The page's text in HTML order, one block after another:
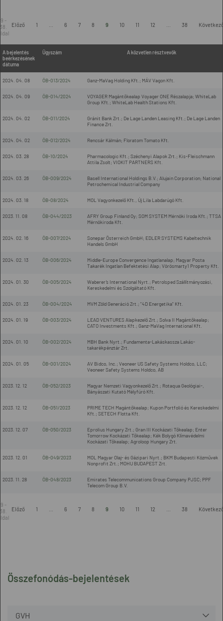
Összefonódás-bejelentések
GVH
9 -
38.
Előző 1 6 7 8 9 10 11 12 38
A bejelentés
beérkezésének
dátuma
Ügyszám A közvetlen résztvevők
2024. 04. 08 ÖB-013/2024 Ganz-MaVag Holding Kft.; MÁV Vagon Kft.
2024. 04. 09 ÖB-014/2024
VOYAGER Magántőkealap Voyager ONE Részalapja; WhiteLab
Group Kft.; WhiteLab Health Stations Kft.
2024. 04. 02 ÖB-011/2024
Gránit Bank Zrt.; De Lage Landen Leasing Kft.; De Lage Landen
Finance Zrt.
2024. 04. 02 ÖB-012/2024 Rencsár Kálmán; Floratom Tomato Kft.
2024. 03. 28 ÖB-10/2024
Pharmacologic Kft.; Széchenyi Alapok Zrt.; Kis-Fleischmann
Attila Zsolt; VIOKIT PARTNERS Kft.
2024. 03. 26 ÖB-009/2024
Basell International Holdings B.V.; Alujain Corporation; National
Petrochemical Industrial Company
2024. 03. 18 ÖB-08/2024 MOL Vagyonkezelő Kft., Új Lila Labdarúgó Kft.
2023. 11. 08 ÖB-044/2023
AFRY Group Finland Oy; SOM SYSTEM Mérnöki Iroda Kft.; TTSA
Mérnökiroda Kft.
2024. 02. 16 ÖB-007/2024
Sonepar Österreich GmbH; EDLER SYSTEMS Kabeltechnik
Handels GmbH
2024. 02. 13 ÖB-006/2024
Middle-Europe Convergence Ingatlanalap; Magyar Posta
Takarék Ingatlan Befektetési Alap; Vörösmarty1 Property Kft.
2024. 01. 30 ÖB-005/2024
Waberer’s International Nyrt.; Petrolsped Szállítmányozási,
Kereskedelmi és Szolgáltató Kft.
2024. 01. 23 ÖB-004/2024 MVM Zöld Generáció Zrt.; "4D Energetika" Kft.
2024. 01. 19 ÖB-003/2024
LEAD VENTURES Alapkezelő Zrt.; Solva II Magántőkealap;
CATO Investments Kft.; Ganz-MaVag International Kft.
2024. 01. 10 ÖB-002/2024
MBH Bank Nyrt.; Fundamenta-Lakáskassza Lakás-
takarékpénztár Zrt.
2024. 01. 05 ÖB-001/2024
AV Bidco, Inc.; Veoneer US Safety Systems Holdco, LLC;
Veoneer Safety Systems Holdco, AB
2023. 12. 12 ÖB-052/2023
Magyar Nemzeti Vagyonkezelő Zrt.; Rotaqua Geológiai-,
Bányászati Kutató Mélyfúró Kft.
2023. 12. 12 ÖB-051/2023
PRIME TECH Magántőkealap; Kupon Portfolió és Kereskedelmi
Kft.; SETECH Flotta Kft.
2023. 12. 07 ÖB-050/2023
Eprolius Hungary Zrt.; Gran III Kockázati Tőkealap; Enter
Tomorrow Kockázati Tőkealap; Kék Bolygó Klímavédelmi
Kockázati Tőkealap; Agroloop Hungary Zrt.
2023. 12. 01 ÖB-049/2023
MOL Magyar Olaj- és Gázipari Nyrt.; BKM Budapesti Közművek
Nonprofit Zrt.; MOHU BUDAPEST Zrt.
2023. 11. 28 ÖB-048/2023
Emirates Telecommunications Group Company PJSC; PPF
Telecom Group B.V.
9 -
38.
Előző 1 6 7 8 9 10 11 12 38